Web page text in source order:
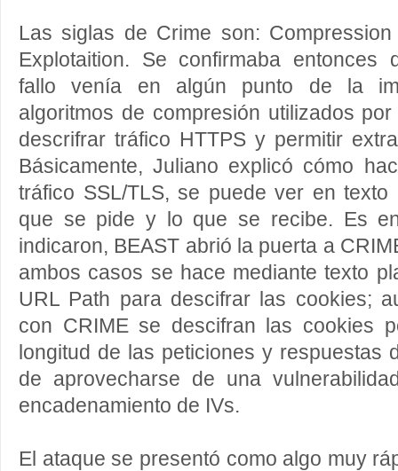
Las siglas de Crime son:
Explotaition. Se confirmaba entonces
fallo venía en algún punto de la
algoritmos de compresión utilizados
descrifrar tráfico HTTPS y permitir
Básicamente, Juliano explicó cómo
tráfico SSL/TLS, se puede ver en
que se pide y lo que se recibe. Es
indicaron, BEAST abrió la puerta a
ambos casos se hace mediante texto
URL Path para descifrar las cookies;
con CRIME se descifran las cookies
longitud de las peticiones y respuestas
de aprovecharse de una
encadenamiento de IVs.
El ataque se presentó como algo muy